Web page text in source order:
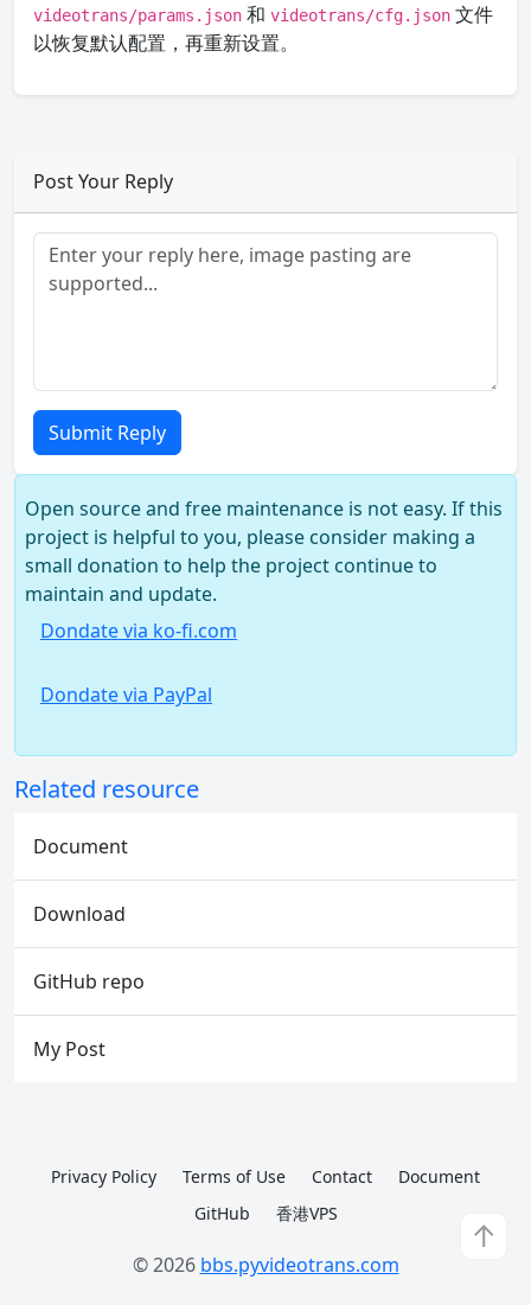
videotrans/params.json 和 videotrans/cfg.json 文件
以恢复默认配置，再重新设置。
Post Your Reply
Submit Reply
Open source and free maintenance is not easy. If this
project is helpful to you, please consider making a
small donation to help the project continue to
maintain and update.
Dondate via ko-fi.com
Dondate via PayPal
Related resource
Document
Download
GitHub repo
My Post
↑
Privacy Policy Terms of Use Contact
Document
GitHub
香港VPS
© 2026 bbs.pyvideotrans.com